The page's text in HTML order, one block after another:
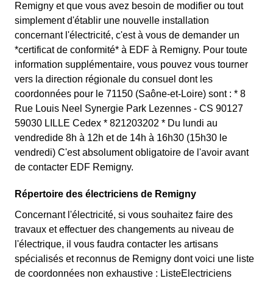
Remigny et que vous avez besoin de modifier ou tout
simplement d'établir une nouvelle installation
concernant l'électricité, c'est à vous de demander un
*certificat de conformité* à EDF à Remigny. Pour toute
information supplémentaire, vous pouvez vous tourner
vers la direction régionale du consuel dont les
coordonnées pour le 71150 (Saône-et-Loire) sont : * 8
Rue Louis Neel Synergie Park Lezennes - CS 90127
59030 LILLE Cedex * 821203202 * Du lundi au
vendredide 8h à 12h et de 14h à 16h30 (15h30 le
vendredi) C'est absolument obligatoire de l'avoir avant
de contacter EDF Remigny.
Répertoire des électriciens de Remigny
Concernant l'électricité, si vous souhaitez faire des
travaux et effectuer des changements au niveau de
l'électrique, il vous faudra contacter les artisans
spécialisés et reconnus de Remigny dont voici une liste
de coordonnées non exhaustive : ListeElectriciens